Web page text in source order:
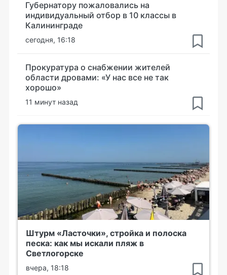
Губернатору пожаловались на
индивидуальный отбор в 10 классы в
Калининграде
сегодня, 16:18
Прокуратура о снабжении жителей
области дровами: «У нас все не так
хорошо»
11 минут назад
Штурм «Ласточки», стройка и полоска
песка: как мы искали пляж в
Светлогорске
вчера, 18:18